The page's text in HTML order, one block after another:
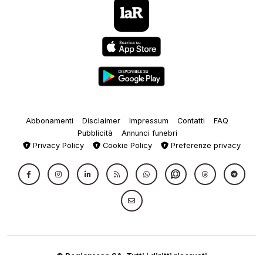
Abbonamenti Disclaimer Impressum Contatti
FAQ
Pubblicità
Annunci funebri
Privacy Policy
Cookie Policy Preferenze privacy